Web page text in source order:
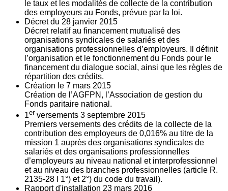
le taux et les modalités de collecte de la contribution
des employeurs au Fonds, prévue par la loi.
Décret du 28 janvier 2015
Décret relatif au financement mutualisé des
organisations syndicales de salariés et des
organisations professionnelles d’employeurs. Il définit
l’organisation et le fonctionnement du Fonds pour le
financement du dialogue social, ainsi que les règles de
répartition des crédits.
Création le 7 mars 2015
Création de l’AGFPN, l’Association de gestion du
Fonds paritaire national.
1er versements 3 septembre 2015
Premiers versements des crédits de la collecte de la
contribution des employeurs de 0,016% au titre de la
mission 1 auprès des organisations syndicales de
salariés et des organisations professionnelles
d’employeurs au niveau national et interprofessionnel
et au niveau des branches professionnelles (article R.
2135‐28 I 1°) et 2°) du code du travail).
Rapport d'installation 23 mars 2016